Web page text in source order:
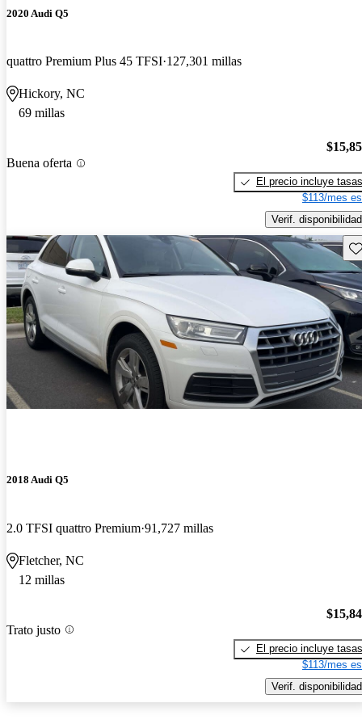
2020 Audi Q5
quattro Premium Plus 45 TFSI 127,301 millas
Hickory, NC
69 millas
Buena oferta
El precio incluye tasas
$113/mes
Verif. disponibilidad
2018 Audi Q5
2.0 TFSI quattro Premium 91,727 millas
Fletcher, NC
12 millas
Trato justo
El precio incluye tasas
$113/mes
Verif. disponibilidad